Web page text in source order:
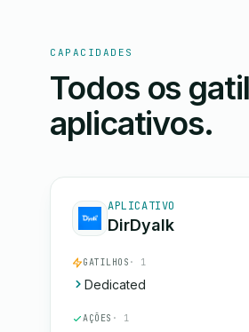
CAPACIDADES
Todos os
aplicativos.
APLICATIVO
DirDyalk
GATILHOS · 1
Dedicated
AÇÕES · 1